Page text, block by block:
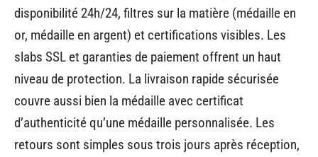
disponibilité 24h/24, filtres sur la matière (médaille en
or, médaille en argent) et certifications visibles. Les
slabs SSL et garanties de paiement offrent un haut
niveau de protection. La livraison rapide sécurisée
couvre aussi bien la médaille avec certificat
d’authenticité qu’une médaille personnalisée. Les
retours sont simples sous trois jours après réception,